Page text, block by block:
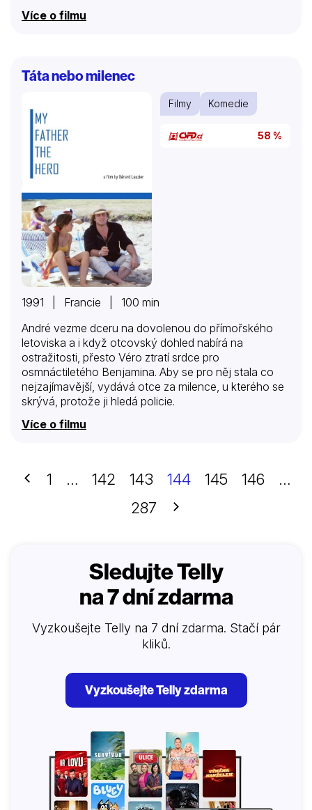
proměňuje. Nejprve ztrácí svou tvář fyzickou a
prostředí plném honiček s přestřelkami, hrůzných
chirurgických zákroků i komických milostných scén.
Více o filmu
Táta nebo milenec
Filmy Komedie
58 %
1991 | Francie | 100 min
André vezme dceru na dovolenou do přímořského
letoviska a i když otcovský dohled nabírá na
ostražitosti, přesto Véro ztratí srdce pro
osmnáctiletého Benjamina. Aby se pro něj stala co
nejzajímavější, vydává otce za milence, u kterého se
skrývá, protože ji hledá policie.
Více o filmu
Předchozí
1 … 142 143 144 145 146
…
287
Další
Sledujte Telly
na 7 dní zdarma
Vyzkoušejte Telly na 7 dní zdarma. Stačí pár
kliků.
Vyzkoušejte Telly zdarma